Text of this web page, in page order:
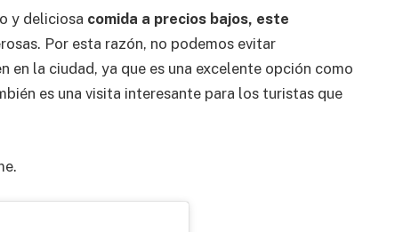
y deliciosa comida a precios bajos, este
Por esta razón, no podemos evitar
en la ciudad, ya que es una excelente opción como
es una visita interesante para los turistas que